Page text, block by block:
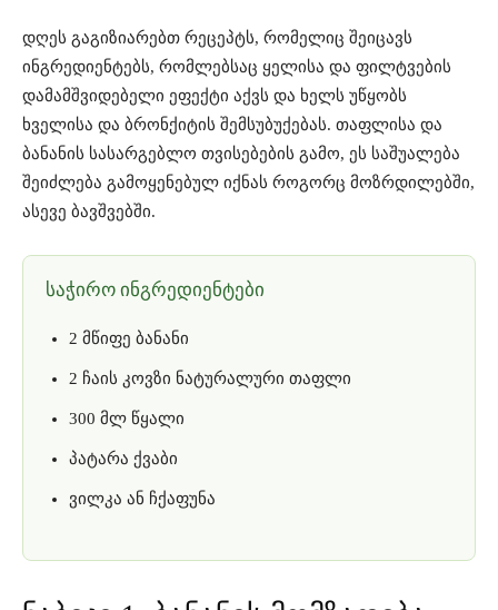
დღეს გაგიზიარებთ რეცეპტს, რომელიც შეიცავს
ინგრედიენტებს, რომლებსაც ყელისა და ფილტვების
დამამშვიდებელი ეფექტი აქვს და ხელს უწყობს
ხველისა და ბრონქიტის შემსუბუქებას. თაფლისა და
ბანანის სასარგებლო თვისებების გამო, ეს საშუალება
შეიძლება გამოყენებულ იქნას როგორც მოზრდილებში,
ასევე ბავშვებში.
საჭირო ინგრედიენტები
2 მწიფე ბანანი
2 ჩაის კოვზი ნატურალური თაფლი
300 მლ წყალი
პატარა ქვაბი
ვილკა ან ჩქაფუნა